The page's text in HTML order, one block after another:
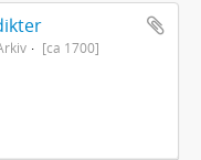
[ca 1700]